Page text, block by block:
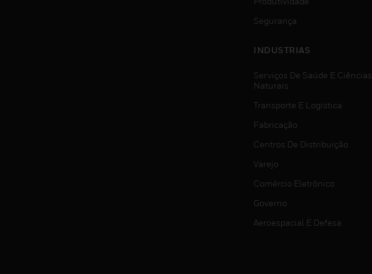
Segurança
INDUSTRIAS
Serviços De Saúde E Ciências
Naturais
Transporte E Logística
Fabricação
Centros De Distribuição
Varejo
Comércio Eletrônico
Governo
Aeroespacial E Defesa